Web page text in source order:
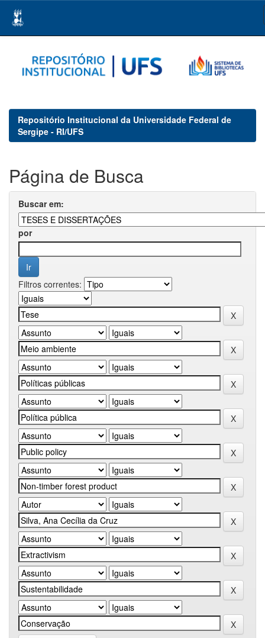
navigation
Repositório Institucional da Universidade Federal de
Sergipe - RI/UFS
Página de Busca
Buscar em:
por
Filtros correntes: